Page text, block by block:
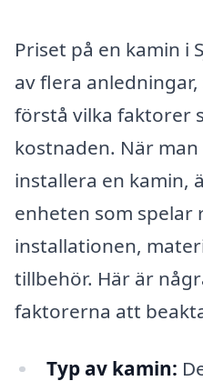
Priset på en kamin i
av flera
förstå vilka faktorer
kostnaden. När
installera en kamin,
enheten som spelar
installationen,
tillbehör. Här är
faktorerna att
Typ av kamin: